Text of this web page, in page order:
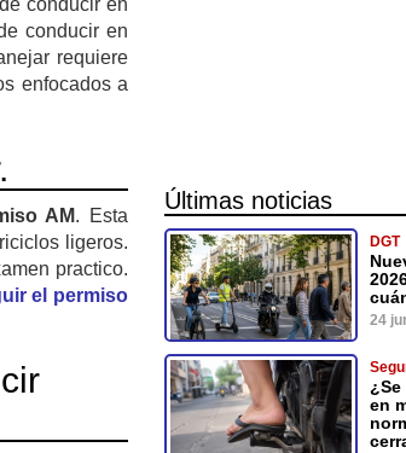
conducir en
requiere
enfocados a
AM. Esta
ligeros.
practico.
el permiso
Últimas noticias
DGT
24
en